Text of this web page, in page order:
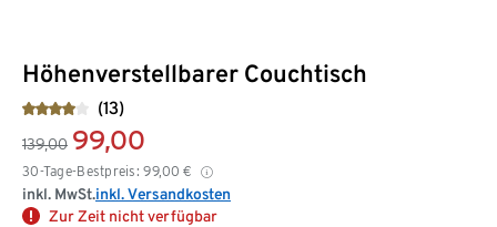
Höhenverstellbarer Couchtisch
(13)
139,00 99,00
30-Tage-Bestpreis: 99,00 €
inkl. MwSt.inkl. Versandkosten
Zur Zeit nicht verfügbar